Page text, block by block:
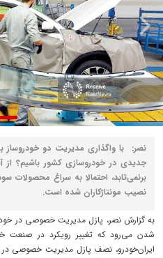
نصر: با واگذاری مدیریت دو
جدیدی در خودروسازی کشور باشیم؟
برنمی‌تابد، احتمالا به سراغ
نصیب مونتاژکاران شده است.
به گزارش نصر، پازل مدیریت خصوصی در
شدن می‌رود که تغییر رویکرد در صنعت
ایران‌خودرو، نصف پازل مدیریت خصوصی